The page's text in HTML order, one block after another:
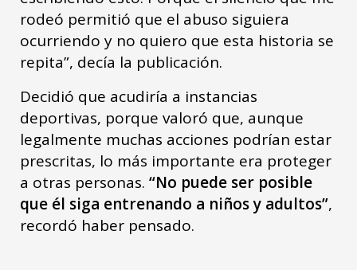
rodeó permitió que el abuso siguiera
ocurriendo y no quiero que esta historia se
repita”, decía la publicación.
Decidió que acudiría a instancias
deportivas, porque valoró que, aunque
legalmente muchas acciones podrían estar
prescritas, lo más importante era proteger
a otras personas. “No puede ser posible
que él siga entrenando a niños y adultos”,
recordó haber pensado.